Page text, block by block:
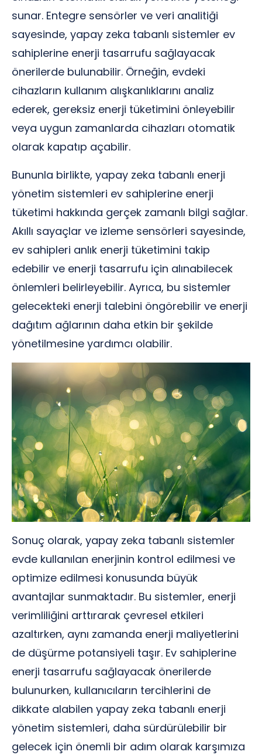
sunar. Entegre sensörler ve veri analitiği
sayesinde, yapay zeka tabanlı sistemler ev
sahiplerine enerji tasarrufu sağlayacak
önerilerde bulunabilir. Örneğin, evdeki
cihazların kullanım alışkanlıklarını analiz
ederek, gereksiz enerji tüketimini önleyebilir
veya uygun zamanlarda cihazları otomatik
olarak kapatıp açabilir.
Bununla birlikte, yapay zeka tabanlı enerji
yönetim sistemleri ev sahiplerine enerji
tüketimi hakkında gerçek zamanlı bilgi sağlar.
Akıllı sayaçlar ve izleme sensörleri sayesinde,
ev sahipleri anlık enerji tüketimini takip
edebilir ve enerji tasarrufu için alınabilecek
önlemleri belirleyebilir. Ayrıca, bu sistemler
gelecekteki enerji talebini öngörebilir ve enerji
dağıtım ağlarının daha etkin bir şekilde
yönetilmesine yardımcı olabilir.
Sonuç olarak, yapay zeka tabanlı sistemler
evde kullanılan enerjinin kontrol edilmesi ve
optimize edilmesi konusunda büyük
avantajlar sunmaktadır. Bu sistemler, enerji
verimliliğini arttırarak çevresel etkileri
azaltırken, aynı zamanda enerji maliyetlerini
de düşürme potansiyeli taşır. Ev sahiplerine
enerji tasarrufu sağlayacak önerilerde
bulunurken, kullanıcıların tercihlerini de
dikkate alabilen yapay zeka tabanlı enerji
yönetim sistemleri, daha sürdürülebilir bir
gelecek için önemli bir adım olarak karşımıza